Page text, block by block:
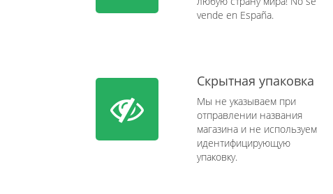
vende en España.
Скрытная упаковка
Мы не указываем при
отправлении названия
магазина и не используем
идентифицирующую
упаковку.